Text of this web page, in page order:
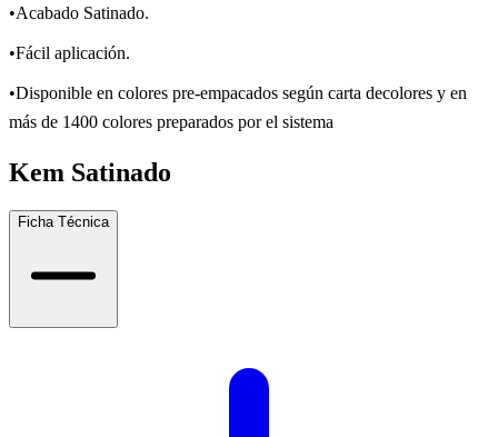
•Acabado Satinado.
•Fácil aplicación.
•Disponible en colores pre-empacados según carta decolores y en
más de 1400 colores preparados por el sistema
Kem Satinado
Ficha Técnica